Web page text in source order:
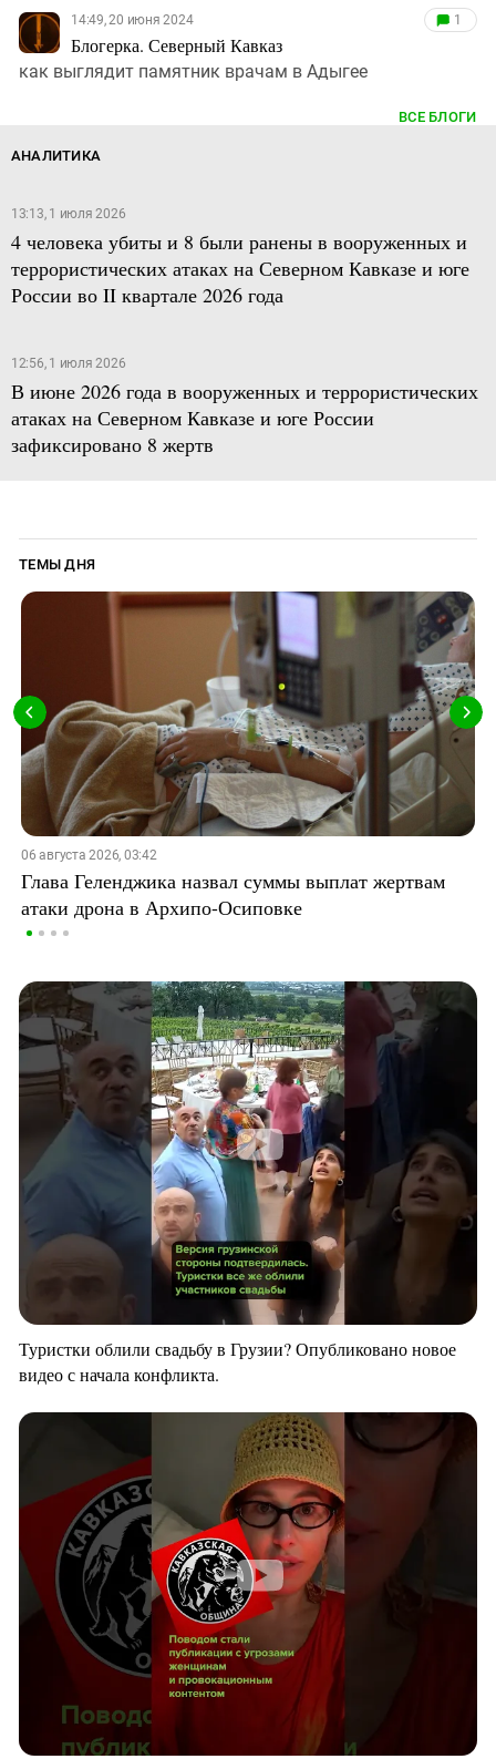
14:49, 20 июня 2024
Блогерка. Северный Кавказ
1
как выглядит памятник врачам в Адыгее
ВСЕ БЛОГИ
АНАЛИТИКА
13:13, 1 июля 2026
4 человека убиты и 8 были ранены в вооруженных и
террористических атаках на Северном Кавказе и юге
России во II квартале 2026 года
12:56, 1 июля 2026
В июне 2026 года в вооруженных и террористических
атаках на Северном Кавказе и юге России
зафиксировано 8 жертв
ТЕМЫ ДНЯ
06 августа 2026, 03:42
Глава Геленджика назвал суммы выплат жертвам
атаки дрона в Архипо-Осиповке
Туристки облили свадьбу в Грузии? Опубликовано новое
видео с начала конфликта.